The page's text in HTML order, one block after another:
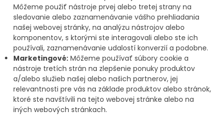
Môžeme použiť nástroje prvej alebo tretej strany na
sledovanie alebo zaznamenávanie vášho prehliadania
našej webovej stránky, na analýzu nástrojov alebo
komponentov, s ktorými ste interagovali alebo ste ich
používali, zaznamenávanie udalostí konverzií a podobne.
Marketingové: Môžeme používať súbory cookie a
nástroje tretích strán na zlepšenie ponuky produktov
a/alebo služieb našej alebo našich partnerov, jej
relevantnosti pre vás na základe produktov alebo stránok,
ktoré ste navštívili na tejto webovej stránke alebo na
iných webových stránkach.